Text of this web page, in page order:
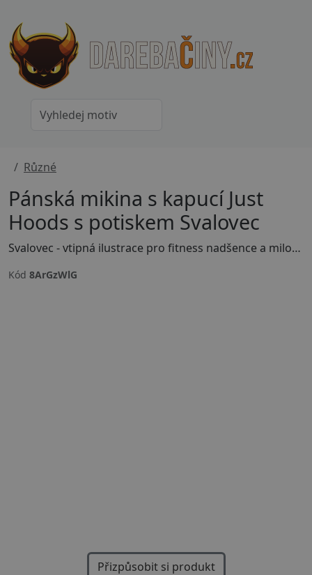
Přizpůsobit si produkt
Různé
Pánská mikina s kapucí Just
Hoods s potiskem Svalovec
Svalovec - vtipná ilustrace pro fitness nadšence a milovníky posiloven! Originální design na tričko pro ty, co ví, že svaly se nosí s humorem. Ideální outfit na trénink nebo dárek pro gymového parťáka. Uprav si barvu, velikost motivu nebo přidej vlastní text - stačí kliknout na tlačítko Přizpůsobit si produkt.
Kód 8ArGzWlG